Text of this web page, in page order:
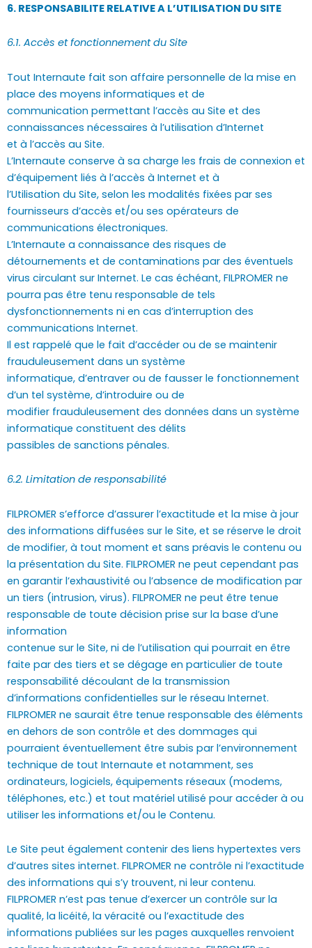
6. RESPONSABILITE RELATIVE A L’UTILISATION DU SITE
6.1. Accès et fonctionnement du Site
Tout Internaute fait son affaire personnelle de la mise en
place des moyens informatiques et de
communication permettant l’accès au Site et des
connaissances nécessaires à l’utilisation d’Internet
et à l’accès au Site.
L’Internaute conserve à sa charge les frais de connexion et
d’équipement liés à l’accès à Internet et à
l’Utilisation du Site, selon les modalités fixées par ses
fournisseurs d’accès et/ou ses opérateurs de
communications électroniques.
L’Internaute a connaissance des risques de
détournements et de contaminations par des éventuels
virus circulant sur Internet. Le cas échéant, FILPROMER ne
pourra pas être tenu responsable de tels
dysfonctionnements ni en cas d’interruption des
communications Internet.
Il est rappelé que le fait d’accéder ou de se maintenir
frauduleusement dans un système
informatique, d’entraver ou de fausser le fonctionnement
d’un tel système, d’introduire ou de
modifier frauduleusement des données dans un système
informatique constituent des délits
passibles de sanctions pénales.
6.2. Limitation de responsabilité
FILPROMER s’efforce d’assurer l’exactitude et la mise à jour
des informations diffusées sur le Site, et se réserve le droit
de modifier, à tout moment et sans préavis le contenu ou
la présentation du Site. FILPROMER ne peut cependant pas
en garantir l’exhaustivité ou l’absence de modification par
un tiers (intrusion, virus). FILPROMER ne peut être tenue
responsable de toute décision prise sur la base d’une
information
contenue sur le Site, ni de l’utilisation qui pourrait en être
faite par des tiers et se dégage en particulier de toute
responsabilité découlant de la transmission
d’informations confidentielles sur le réseau Internet.
FILPROMER ne saurait être tenue responsable des éléments
en dehors de son contrôle et des dommages qui
pourraient éventuellement être subis par l’environnement
technique de tout Internaute et notamment, ses
ordinateurs, logiciels, équipements réseaux (modems,
téléphones, etc.) et tout matériel utilisé pour accéder à ou
utiliser les informations et/ou le Contenu.
Le Site peut également contenir des liens hypertextes vers
d’autres sites internet. FILPROMER ne contrôle ni l’exactitude
des informations qui s’y trouvent, ni leur contenu.
FILPROMER n’est pas tenue d’exercer un contrôle sur la
qualité, la licéité, la véracité ou l’exactitude des
informations publiées sur les pages auxquelles renvoient